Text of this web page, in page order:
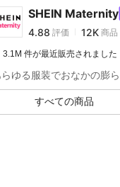
SHEIN Maternity
商品
t***m は1日前
4.88 12K
3.1M 件が最近販売されました
ゆる服装でおなかの膨
すべての商品